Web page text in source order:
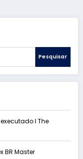
Pesquisar
l The
BR Master